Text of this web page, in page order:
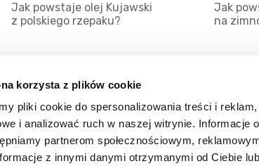
korzysta z plików cookie
pliki cookie do spersonalizowania treści i
i analizować ruch w naszej witrynie.
partnerom społecznościowym,
z innymi danymi otrzymanymi od Ciebie
Jak powstaje olej Kujawski
z polskiego rzepaku?
Jak
na
Mapa serwisu
Kanały RSS